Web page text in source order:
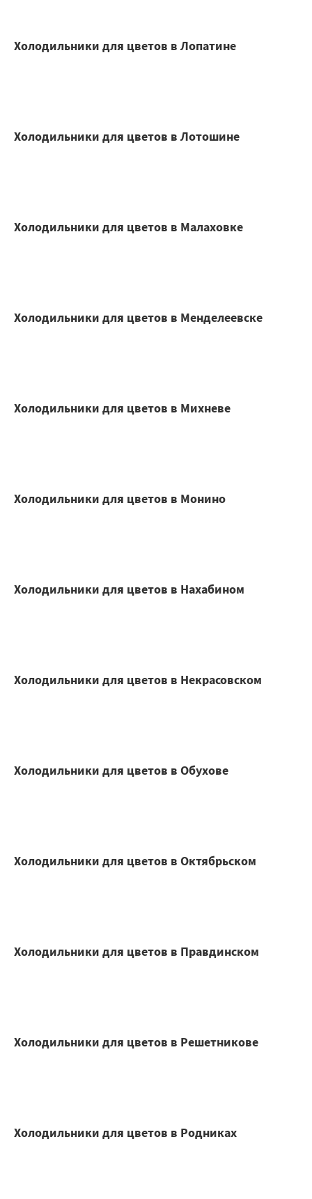
Холодильники для цветов в Лопатине
Холодильники для цветов в Лотошине
Холодильники для цветов в Малаховке
Холодильники для цветов в Менделеевске
Холодильники для цветов в Михневе
Холодильники для цветов в Монино
Холодильники для цветов в Нахабином
Холодильники для цветов в Некрасовском
Холодильники для цветов в Обухове
Холодильники для цветов в Октябрьском
Холодильники для цветов в Правдинском
Холодильники для цветов в Решетникове
Холодильники для цветов в Родниках